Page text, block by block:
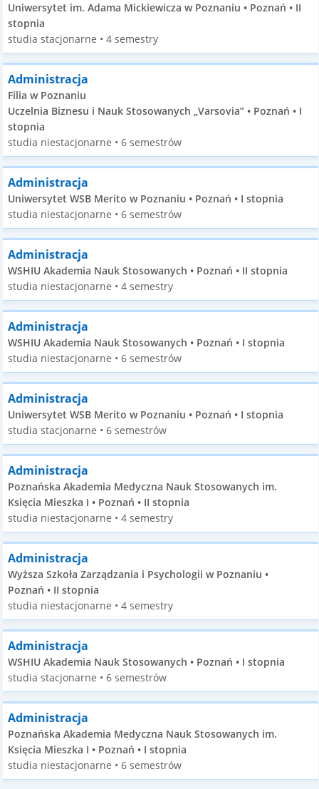
Uniwersytet im. Adama Mickiewicza w Poznaniu • Poznań • II
stopnia
studia stacjonarne • 4 semestry
Administracja
Filia w Poznaniu
Uczelnia Biznesu i Nauk Stosowanych „Varsovia” • Poznań • I
stopnia
studia niestacjonarne • 6 semestrów
Administracja
Uniwersytet WSB Merito w Poznaniu • Poznań • I stopnia
studia niestacjonarne • 6 semestrów
Administracja
WSHIU Akademia Nauk Stosowanych • Poznań • II stopnia
studia niestacjonarne • 4 semestry
Administracja
WSHIU Akademia Nauk Stosowanych • Poznań • I stopnia
studia niestacjonarne • 6 semestrów
Administracja
Uniwersytet WSB Merito w Poznaniu • Poznań • I stopnia
studia stacjonarne • 6 semestrów
Administracja
Poznańska Akademia Medyczna Nauk Stosowanych im.
Księcia Mieszka I • Poznań • II stopnia
studia niestacjonarne • 4 semestry
Administracja
Wyższa Szkoła Zarządzania i Psychologii w Poznaniu •
Poznań • II stopnia
studia niestacjonarne • 4 semestry
Administracja
WSHIU Akademia Nauk Stosowanych • Poznań • I stopnia
studia stacjonarne • 6 semestrów
Administracja
Poznańska Akademia Medyczna Nauk Stosowanych im.
Księcia Mieszka I • Poznań • I stopnia
studia niestacjonarne • 6 semestrów